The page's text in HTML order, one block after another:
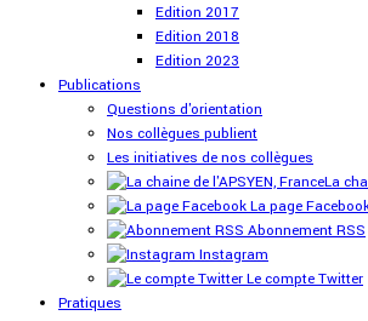
Edition 2017
Edition 2018
Edition 2023
Publications
Questions d'orientation
Nos collègues publient
Les initiatives de nos collègues
La
La page
Abonnement RSS
Instagram
Le compte Twitter
Pratiques